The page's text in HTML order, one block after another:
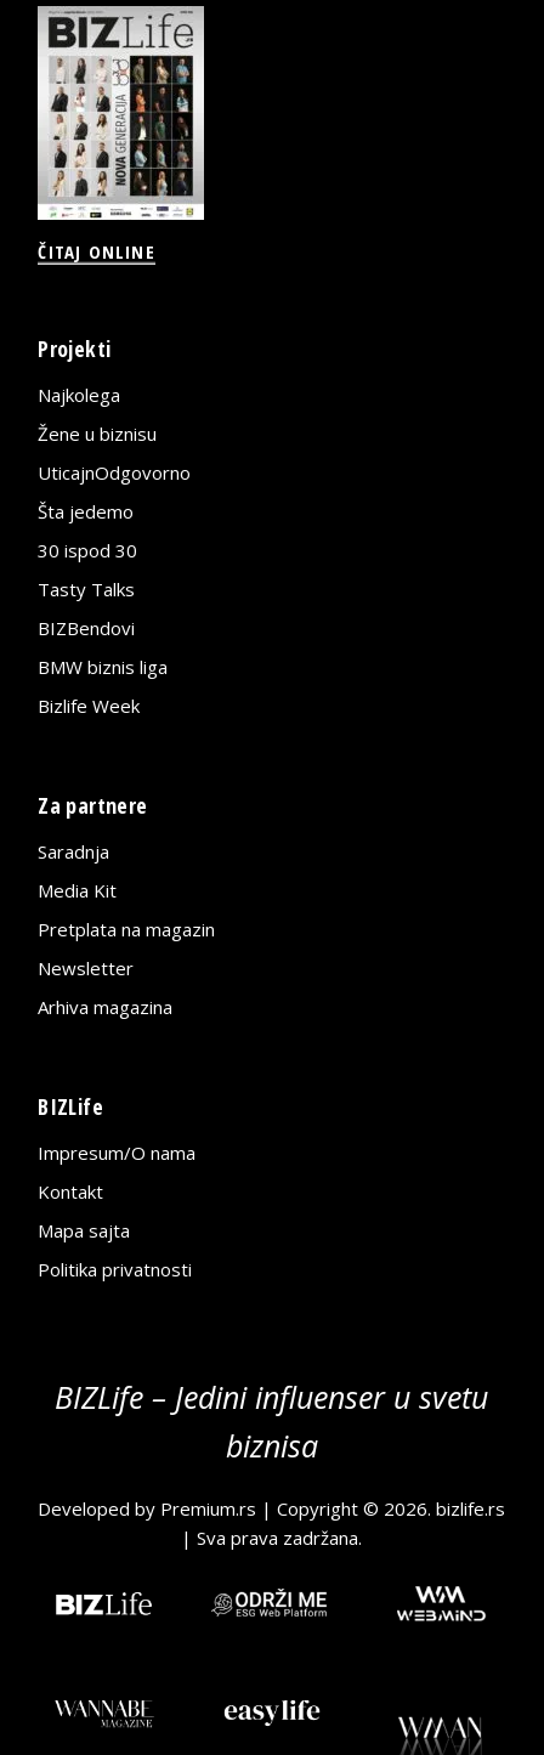
ČITAJ ONLINE
Projekti
Najkolega
Žene u biznisu
UticajnOdgovorno
Šta jedemo
30 ispod 30
Tasty Talks
BIZBendovi
BMW biznis liga
Bizlife Week
Za partnere
Saradnja
Media Kit
Pretplata na magazin
Newsletter
Arhiva magazina
BIZLife
Impresum/O nama
Kontakt
Mapa sajta
Politika privatnosti
BIZLife – Jedini influenser u svetu
biznisa
Developed by Premium.rs | Copyright © 2026.bizlife.rs
| Sva prava zadržana.